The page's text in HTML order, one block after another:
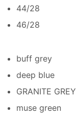
44/28
46/28
buff grey
deep blue
GRANITE GREY
muse green